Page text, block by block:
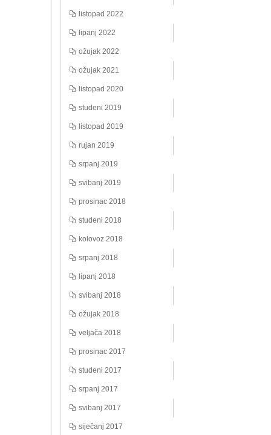
listopad 2022
lipanj 2022
ožujak 2022
ožujak 2021
listopad 2020
studeni 2019
listopad 2019
rujan 2019
srpanj 2019
svibanj 2019
prosinac 2018
studeni 2018
kolovoz 2018
srpanj 2018
lipanj 2018
svibanj 2018
ožujak 2018
veljača 2018
prosinac 2017
studeni 2017
srpanj 2017
svibanj 2017
siječanj 2017